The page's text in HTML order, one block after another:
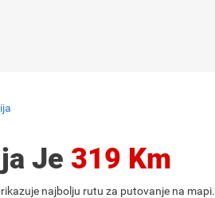
Je 319 Km
najbolju rutu za putovanje na mapi.